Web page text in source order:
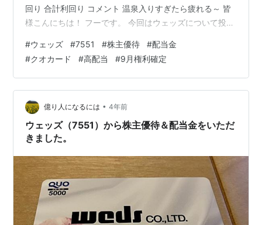
回り 合計利回り コメント 温泉入りすぎたら疲れる～ 皆
様こんにちは！ フーです。 今回はウェッズについて投稿
は「クオカード5,000円相当（2,000株保有）」になりま
す。 今回の配当金 今回の配当金は10円×2,000株＝
20,000円。 私は現在特定口座で保有をしております。
税引き後の入金金額は17,969円となりました。 ウェッズ
（7551） ウェッズの紹介していき…
#ウェッズ #7551 #株主優待 #配当金
#クオカード #高配当 #9月権利確定
億り人になるには • 4年前
ウェッズ（7551）から株主優待＆配当金をいただ
きました。